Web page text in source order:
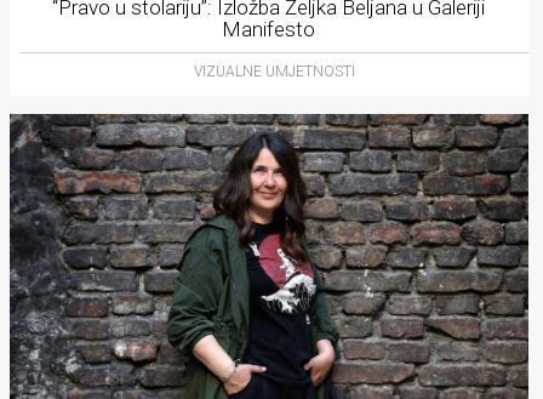
“Pravo u stolariju”: Izložba Željka Beljana u Galeriji
Manifesto
VIZUALNE UMJETNOSTI